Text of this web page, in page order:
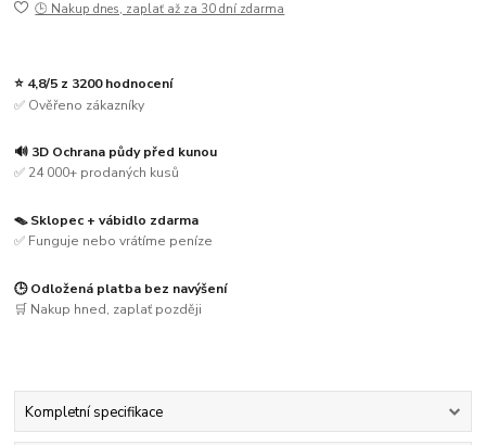
🕒 Nakup dnes, zaplať až za 30 dní zdarma
⭐ 4,8/5 z 3200 hodnocení
✅ Ověřeno zákazníky
🔊 3D Ochrana půdy před kunou
✅ 24 000+ prodaných kusů
🪤 Sklopec + vábidlo zdarma
✅ Funguje nebo vrátíme peníze
🕒 Odložená platba bez navýšení
🛒 Nakup hned, zaplať později
Kompletní specifikace